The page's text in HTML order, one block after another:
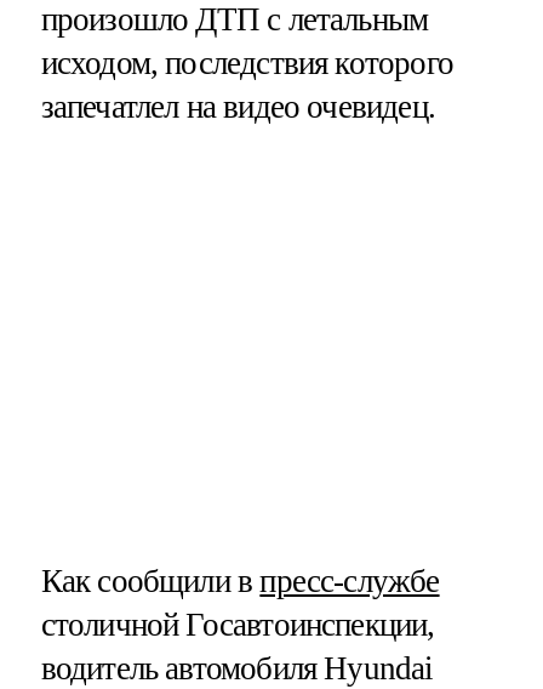
произошло ДТП с летальным
исходом, последствия которого
запечатлел на видео очевидец.
Как сообщили впресс-службе
столичной Госавтоинспекции,
водитель автомобиля Hyundai